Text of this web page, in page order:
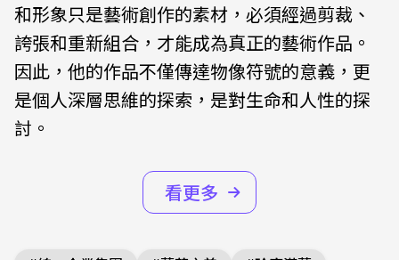
和形象只是藝術創作的素材，必須經過剪裁、
誇張和重新組合，才能成為真正的藝術作品。
因此，他的作品不僅傳達物像符號的意義，更
是個人深層思維的探索，是對生命和人性的探
討。
看更多